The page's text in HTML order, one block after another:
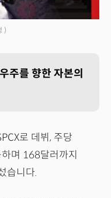
)
주를 향한 자본의
로 데뷔, 주당
며 168달러까지
습니다.